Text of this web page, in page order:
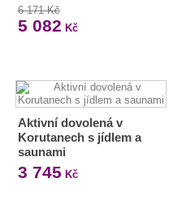
6 171 Kč
5 082 Kč
Aktivní dovolená v
Korutanech s jídlem a
saunami
3 745 Kč